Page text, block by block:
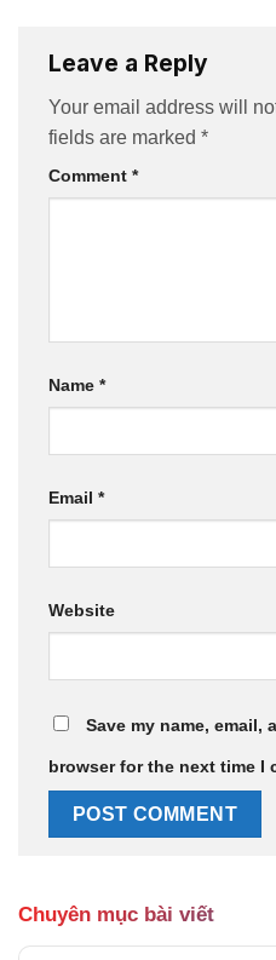
Leave a Reply
Your email address will
fields are marked *
Comment *
Name *
Email *
Website
Save my name, email,
browser for the next time I
Chuyên mục bài viết